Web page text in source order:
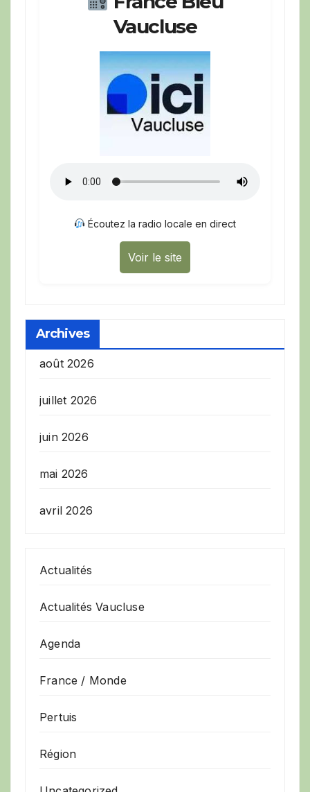
Vaucluse
Écoutez la radio locale en direct
Voir le site
Archives
août 2026
juillet 2026
juin 2026
mai 2026
avril 2026
Actualités
Actualités Vaucluse
Agenda
France / Monde
Pertuis
Région